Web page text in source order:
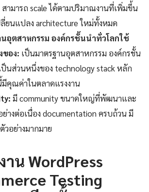
สามารถ scale ได้ตามปริมาณงานที่เพิ่มขึ้น
ลี่ยนแปลง architecture ใหม่ทั้งหมด
อุตสาหกรรม องค์กรชั้นนำทั่วโลกใช้
ของ: เป็นมาตรฐานอุตสาหกรรม องค์กรชั้น
ป็นส่วนหนึ่งของ technology stack หลัก
คุณค่าในตลาดแรงงาน
มี community ขนาดใหญ่ที่พัฒนาและ
างต่อเนื่อง documentation ครบถ้วน มี
วอย่างมากมาย
าน WordPress
Testing